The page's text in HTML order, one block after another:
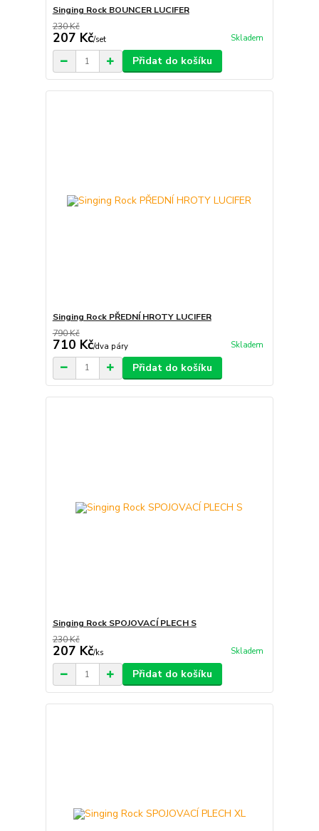
Singing Rock BOUNCER LUCIFER
230 Kč
207 Kč/set Skladem
Přidat do košíku
Singing Rock PŘEDNÍ HROTY LUCIFER
790 Kč
710 Kč/dva páry Skladem
Přidat do košíku
Singing Rock SPOJOVACÍ PLECH S
230 Kč
207 Kč/ks Skladem
Přidat do košíku